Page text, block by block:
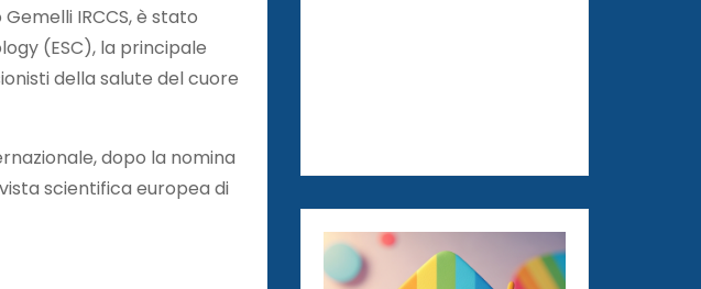
IRCCS, è stato
(ESC), la principale
della salute del cuore
dopo la nomina
scientifica europea di